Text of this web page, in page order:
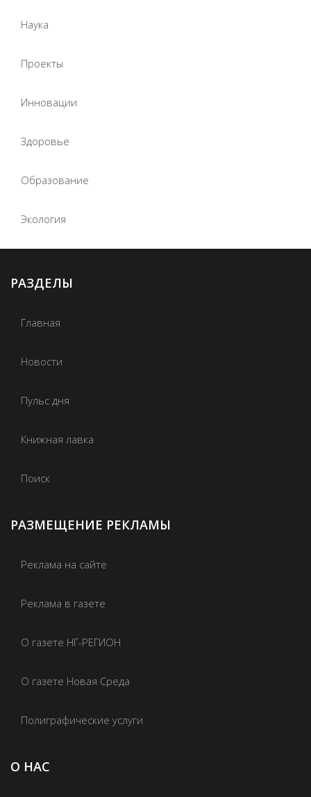
Наука
Проекты
Инновации
Здоровье
Образование
Экология
РАЗДЕЛЫ
Главная
Новости
Пульс дня
Книжная лавка
Поиск
РАЗМЕЩЕНИЕ РЕКЛАМЫ
Реклама на сайте
Реклама в газете
О газете НГ-РЕГИОН
О газете Новая Среда
Полиграфические услуги
О НАС